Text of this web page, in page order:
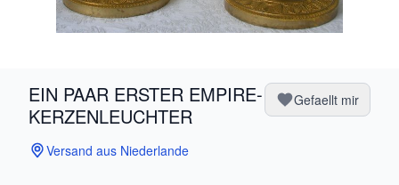
EIN PAAR ERSTER EMPIRE-
KERZENLEUCHTER
Gefaellt mir
Versand aus Niederlande